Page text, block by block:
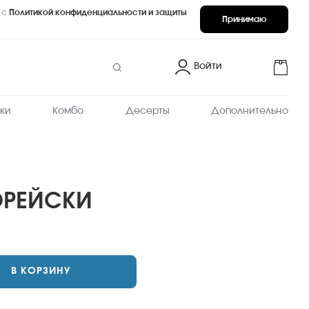
Принимаю
с Политикой конфиденциальности и защиты
Войти
Комбо Десерты Дополнительно
В КОРЗИНУ